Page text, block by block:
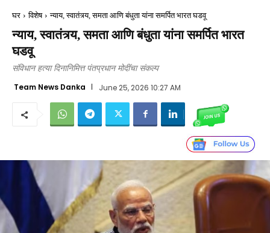
घर विशेष न्याय, स्वातंत्र्य, समता आणि बंधुता यांना समर्पित भारत घडवू
न्याय, स्वातंत्र्य, समता आणि बंधुता यांना समर्पित भारत
घडवू
संविधान हत्या दिनानिमित्त पंतप्रधान मोदींचा संकल्प
Team News Danka June 25, 2026 10:27 AM